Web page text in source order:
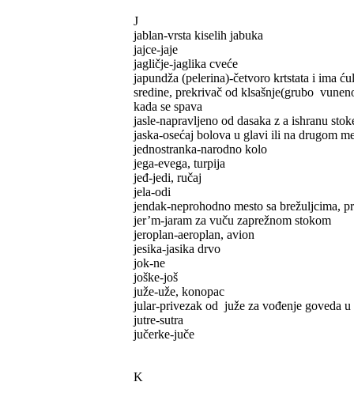
J
jablan-vrsta kiselih jabuka
jajce-jaje
jagličje-jaglika cveće
japundža (pelerina)-četvoro krtstata i ima
sredine, prekrivač od klsašnje(grubo
kada se spava
jasle-napravljeno od dasaka z a ishranu
jaska-osećaj bolova u glavi ili na drugom
jednostranka-narodno kolo
jega-evega, turpija
jeđ-jedi, ručaj
jela-odi
jendak-neprohodno mesto sa brežuljcima,
jer’m-jaram za vuču zaprežnom stokom
jeroplan-aeroplan, avion
jesika-jasika drvo
jok-ne
joške-još
juže-uže, konopac
jular-privezak od juže za vođenje goveda
jutre-sutra
jučerke-juče
K